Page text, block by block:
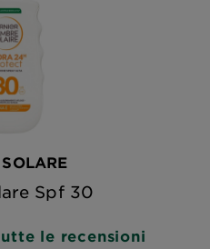
Spf 30
le recensioni